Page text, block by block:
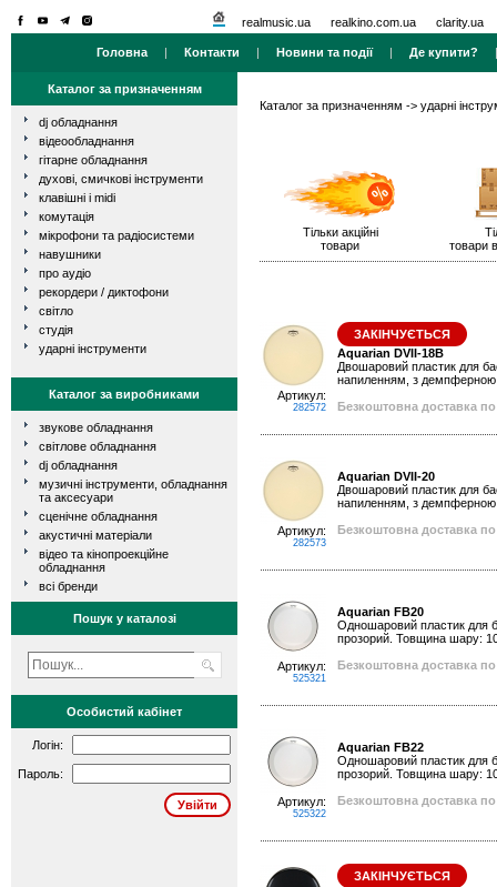
realmusic.ua realkino.com.ua clarity.ua
Головна | Контакти | Новини та події| Де купити?
Каталог за призначенням
dj обладнання
відеообладнання
гітарне обладнання
духові, смичкові інструменти
клавішні і midi
комутація
мікрофони та радіосистеми
навушники
про аудіо
рекордери / диктофони
світло
студія
ударні інструменти
Каталог за виробниками
звукове обладнання
світлове обладнання
dj обладнання
музичні інструменти, обладнання
та аксесуари
сценічне обладнання
акустичні матеріали
відео та кінопроекційне
обладнання
всі бренди
Пошук у каталозі
Особистий кабінет
Логін:
Пароль:
Каталог за призначенням -> ударні
Тільки акційні
товари
товари
Артикул:
282572
ЗАКІНЧУЄТЬСЯ
Aquarian DVII-18B
Двошаровий пластик для
напиленням, з
Безкоштовна доставка по
Артикул:
282573
Aquarian DVII-20
Двошаровий пластик для
напиленням, з
Безкоштовна доставка по
Артикул:
525321
Aquarian FB20
Одношаровий пластик для
прозорий. Товщина шару:
Безкоштовна доставка по
Артикул:
525322
Aquarian FB22
Одношаровий пластик для
прозорий. Товщина шару:
Безкоштовна доставка по
ЗАКІНЧУЄТЬСЯ